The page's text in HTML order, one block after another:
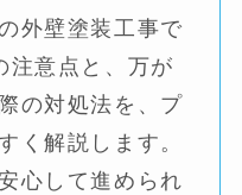
外壁塗装工事で
注意点と、万が
の対処法を、プ
く解説します。
心して進められ